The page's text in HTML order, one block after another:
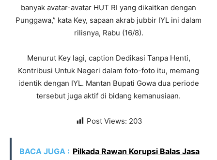
banyak avatar-avatar HUT RI yang dikaitkan dengan
Punggawa,” kata Key, sapaan akrab jubbir IYL ini dalam
rilisnya, Rabu (16/8).
Menurut Key lagi, caption Dedikasi Tanpa Henti,
Kontribusi Untuk Negeri dalam foto-foto itu, memang
identik dengan IYL. Mantan Bupati Gowa dua periode
tersebut juga aktif di bidang kemanusiaan.
Post Views: 203
BACA JUGA : Pilkada Rawan Korupsi Balas Jasa